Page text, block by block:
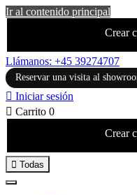
Ir al contenido principal
Crear
Llámanos: +45 39274707
Reservar una visita al
 Iniciar sesión
 Carrito 0
Crear
 Todas